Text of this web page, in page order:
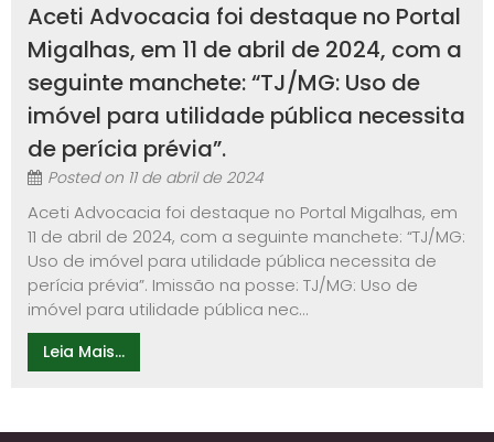
Aceti Advocacia foi destaque no Portal
Migalhas, em 11 de abril de 2024, com a
seguinte manchete: “TJ/MG: Uso de
imóvel para utilidade pública necessita
de perícia prévia”.
Posted on 11 de abril de 2024
Aceti Advocacia foi destaque no Portal Migalhas, em
11 de abril de 2024, com a seguinte manchete: “TJ/MG:
Uso de imóvel para utilidade pública necessita de
perícia prévia”. Imissão na posse: TJ/MG: Uso de
imóvel para utilidade pública nec...
Leia Mais...